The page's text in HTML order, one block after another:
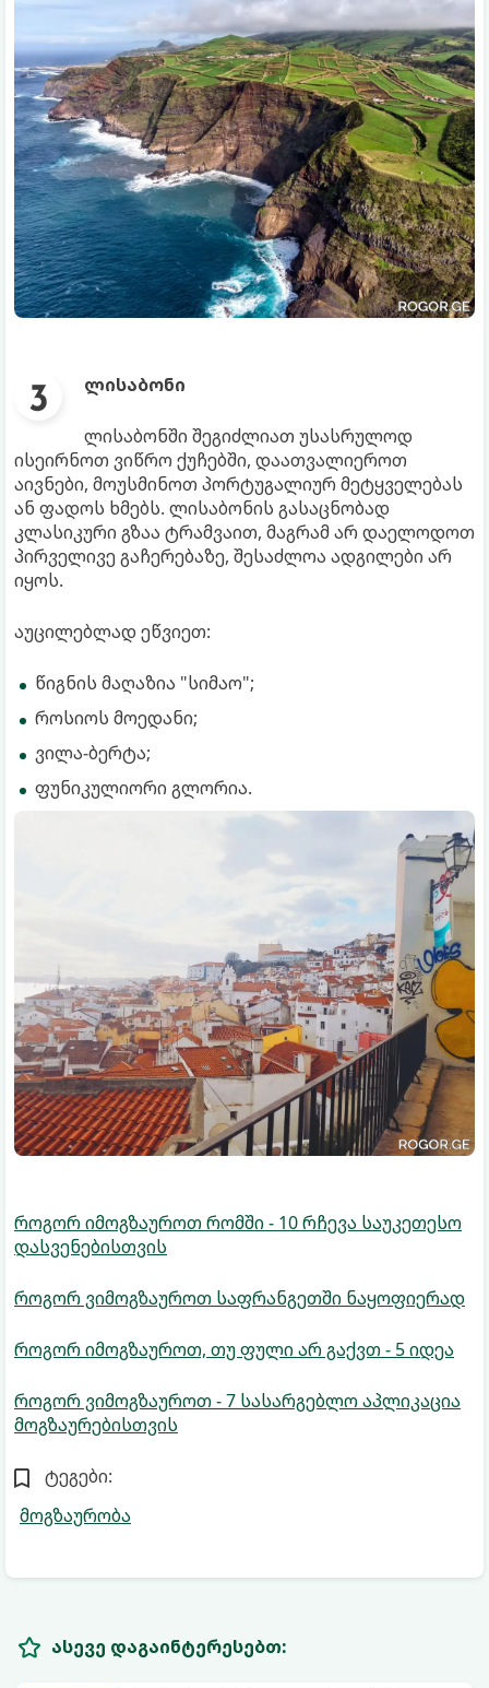
ლისაბონი
ლისაბონში შეგიძლიათ უსასრულოდ
ისეირნოთ ვიწრო ქუჩებში, დაათვალიეროთ
აივნები, მოუსმინოთ პორტუგალიურ მეტყველებას
ან ფადოს ხმებს. ლისაბონის გასაცნობად
კლასიკური გზაა ტრამვაით, მაგრამ არ დაელოდოთ
პირველივე გაჩერებაზე, შესაძლოა ადგილები არ
იყოს.
აუცილებლად ეწვიეთ:
წიგნის მაღაზია "სიმაო";
როსიოს მოედანი;
ვილა-ბერტა;
ფუნიკულიორი გლორია.
როგორ იმოგზაუროთ რომში - 10 რჩევა საუკეთესო
დასვენებისთვის
როგორ ვიმოგზაუროთ საფრანგეთში ნაყოფიერად
როგორ იმოგზაუროთ, თუ ფული არ გაქვთ - 5 იდეა
როგორ ვიმოგზაუროთ - 7 სასარგებლო აპლიკაცია
მოგზაურებისთვის
ტეგები:
მოგზაურობა
ასევე დაგაინტერესებთ: